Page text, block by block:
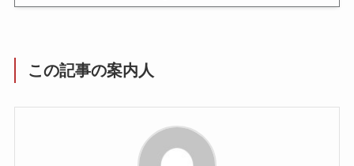
この記事の案内人